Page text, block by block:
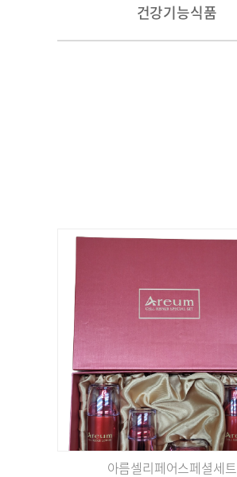
건강기능식품
아름셀리페어스페셜세트